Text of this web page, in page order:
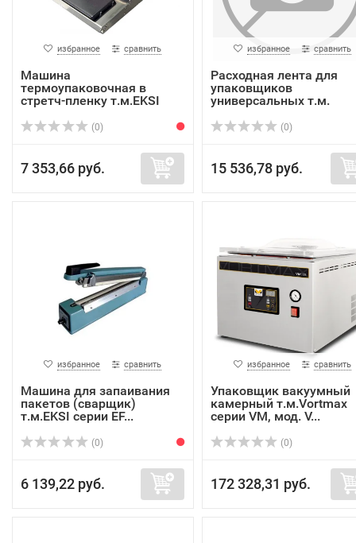
избранное сравнить
Машина
термоупаковочная в
стретч-пленку т.м.EKSI
(0)
7 353,66 руб.
избранное сравнить
Расходная лента для
упаковщиков
универсальных т.м.
(0)
15 536,78 руб.
избранное сравнить
Машина для запаивания
пакетов (сварщик)
т.м.EKSI серии EF...
(0)
6 139,22 руб.
избранное сравнить
Упаковщик вакуумный
камерный т.м.Vortmax
серии VM, мод. V...
(0)
172 328,31 руб.